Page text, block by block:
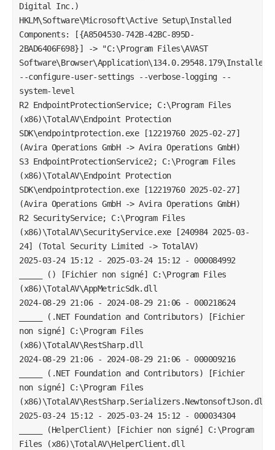
Digital Inc.)
HKLM\Software\Microsoft\Active Setup\Installed
Components: [{A8504530-742B-42BC-895D-
2BAD6406F698}] -> "C:\Program Files\AVAST
--configure-user-settings --verbose-logging --
system-level
R2 EndpointProtectionService; C:\Program Files
(x86)\TotalAV\Endpoint Protection
SDK\endpointprotection.exe [12219760 2025-02-27]
(Avira Operations GmbH -> Avira Operations GmbH)
S3 EndpointProtectionService2; C:\Program Files
(x86)\TotalAV\Endpoint Protection
SDK\endpointprotection.exe [12219760 2025-02-27]
(Avira Operations GmbH -> Avira Operations GmbH)
R2 SecurityService; C:\Program Files
(x86)\TotalAV\SecurityService.exe [240984 2025-03-
24] (Total Security Limited -> TotalAV)
2025-03-24 15:12 - 2025-03-24 15:12 - 000084992
_____ () [Fichier non signé] C:\Program Files
(x86)\TotalAV\AppMetricSdk.dll
2024-08-29 21:06 - 2024-08-29 21:06 - 000218624
_____ (.NET Foundation and Contributors) [Fichier
non signé] C:\Program Files
(x86)\TotalAV\RestSharp.dll
2024-08-29 21:06 - 2024-08-29 21:06 - 000009216
_____ (.NET Foundation and Contributors) [Fichier
non signé] C:\Program Files
(x86)\TotalAV\RestSharp.Serializers.NewtonsoftJson.dll
2025-03-24 15:12 - 2025-03-24 15:12 - 000034304
_____ (HelperClient) [Fichier non signé] C:\Program
Files (x86)\TotalAV\HelperClient.dll